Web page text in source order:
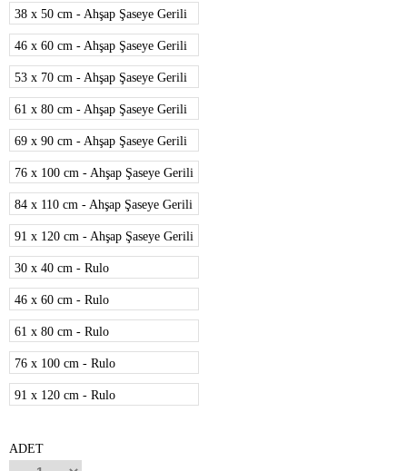
38 x 50 cm - Ahşap Şaseye Gerili
46 x 60 cm - Ahşap Şaseye Gerili
53 x 70 cm - Ahşap Şaseye Gerili
61 x 80 cm - Ahşap Şaseye Gerili
69 x 90 cm - Ahşap Şaseye Gerili
76 x 100 cm - Ahşap Şaseye Gerili
84 x 110 cm - Ahşap Şaseye Gerili
91 x 120 cm - Ahşap Şaseye Gerili
30 x 40 cm - Rulo
46 x 60 cm - Rulo
61 x 80 cm - Rulo
76 x 100 cm - Rulo
91 x 120 cm - Rulo
ADET